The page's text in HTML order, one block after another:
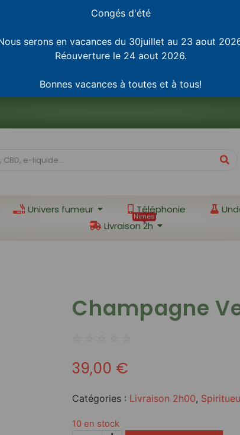
Congés d'été
serons en vacances du 30juillet au 23 aout
Réouverture le 24 aout 2026.
Bonnes vacances à toutes et à tous!
Univers fumeur Téléphonie
Livraison 2h
Nimes
Champagne
☆ ☆ ☆ ☆ ☆
39,00 €
Catégories : Livraison 2h00,
10 en stock